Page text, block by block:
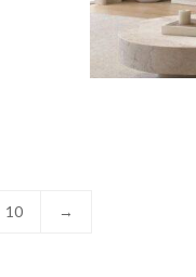
10 →